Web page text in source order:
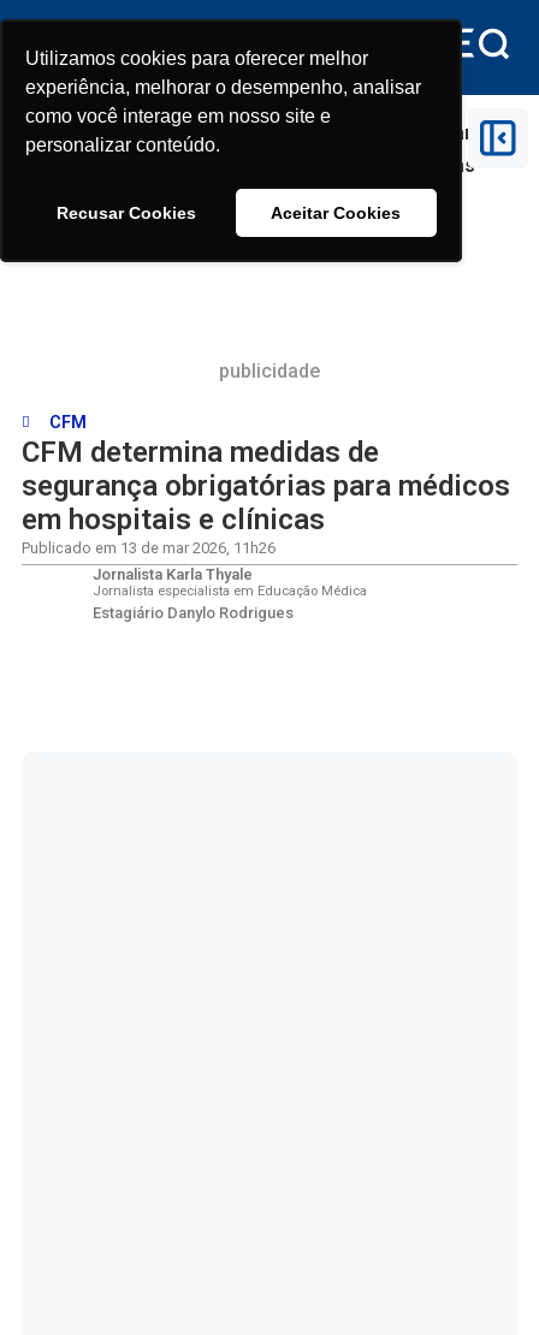
Utilizamos cookies para oferecer melhor
experiência, melhorar o desempenho, analisar
como você interage em nosso site e
personalizar conteúdo.
Recusar Cookies Aceitar Cookies
Utilizamos cookies para oferecer melhor
experiência, melhorar o desempenho, analisar
como você interage em nosso site e
personalizar conteúdo.
Recusar Cookies Aceitar Cookies
CFM
CFM determina medidas de segurança
obrigatórias para médicos em hospitais e clínicas
publicidade
CFM
CFM determina medidas de
segurança obrigatórias para médicos
em hospitais e clínicas
Publicado em 13 de mar 2026, 11h26
Jornalista Karla Thyale
Jornalista especialista em Educação Médica
Estagiário Danylo Rodrigues